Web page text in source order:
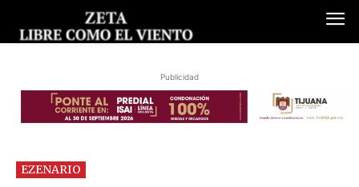
Publicidad
EZENARIO